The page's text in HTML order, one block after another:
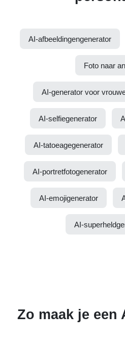
AI-afbeeldingengenerator
Foto naar
AI-generator voor
AI-selfiegenerator
AI-tatoeagegenerator
AI-portretfotogenerator
AI-emojigenerator
AI-
Zo maak je een